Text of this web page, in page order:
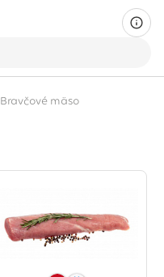
Bravčové mäso